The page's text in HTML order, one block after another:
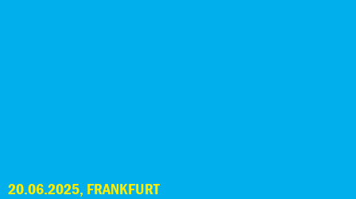
20.06.2025, FRANKFURT